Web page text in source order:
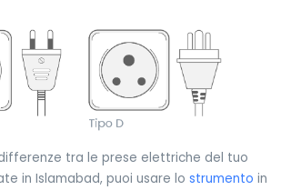
tra le prese elettriche del tuo
in Islamabad, puoi usare lo strumento in